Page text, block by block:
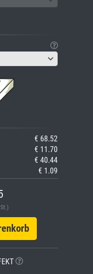
€ 68.52
€ 11.70
€ 40.44
€ 1.09